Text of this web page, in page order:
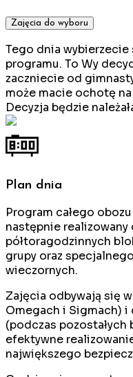
Zajęcia do wyboru
Tego dnia
programu. To Wy
zaczniecie od
może macie ochotę
Decyzja będzie
Plan dnia
Program całego
następnie
półtoragodzinnych
grupy oraz
wieczornych.
Zajęcia odbywają się
Omegach i Sigmach)
(podczas pozostałych
efektywne
największego